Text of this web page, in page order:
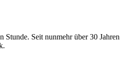
Stunde. Seit nunmehr über 30 Jahren